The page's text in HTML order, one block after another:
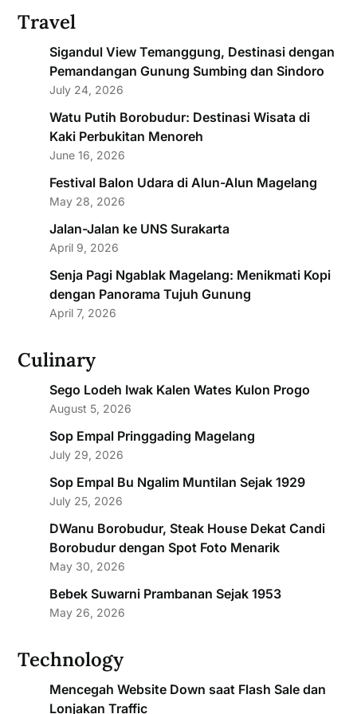
Travel
Sigandul View Temanggung, Destinasi dengan
Pemandangan Gunung Sumbing dan Sindoro
July 24, 2026
Watu Putih Borobudur: Destinasi Wisata di
Kaki Perbukitan Menoreh
June 16, 2026
Festival Balon Udara di Alun-Alun Magelang
May 28, 2026
Jalan-Jalan ke UNS Surakarta
April 9, 2026
Senja Pagi Ngablak Magelang: Menikmati Kopi
dengan Panorama Tujuh Gunung
April 7, 2026
Culinary
Sego Lodeh Iwak Kalen Wates Kulon Progo
August 5, 2026
Sop Empal Pringgading Magelang
July 29, 2026
Sop Empal Bu Ngalim Muntilan Sejak 1929
July 25, 2026
DWanu Borobudur, Steak House Dekat Candi
Borobudur dengan Spot Foto Menarik
May 30, 2026
Bebek Suwarni Prambanan Sejak 1953
May 26, 2026
Technology
Mencegah Website Down saat Flash Sale dan
Lonjakan Traffic